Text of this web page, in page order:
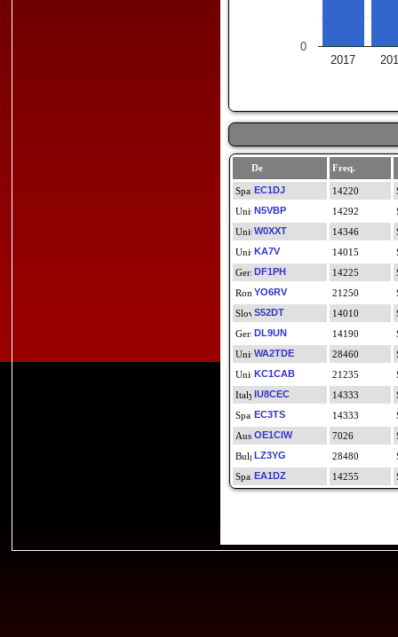
2017
0
De Freq.
EC1DJ
14220
N5VBP
14292
W0XXT
14346
KA7V
14015
DF1PH
14225
YO6RV
21250
S52DT
14010
DL9UN
14190
WA2TDE
28460
KC1CAB
21235
IU8CEC
14333
EC3TS
14333
OE1CIW
7026
LZ3YG
28480
EA1DZ
14255